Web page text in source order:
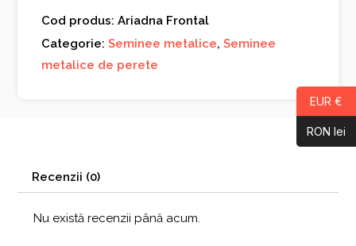
Cod produs: Ariadna Frontal
Categorie:Seminee metalice,Seminee
metalice de perete
Recenzii (0)
Nu există recenzii până acum.
EUR €
RON lei